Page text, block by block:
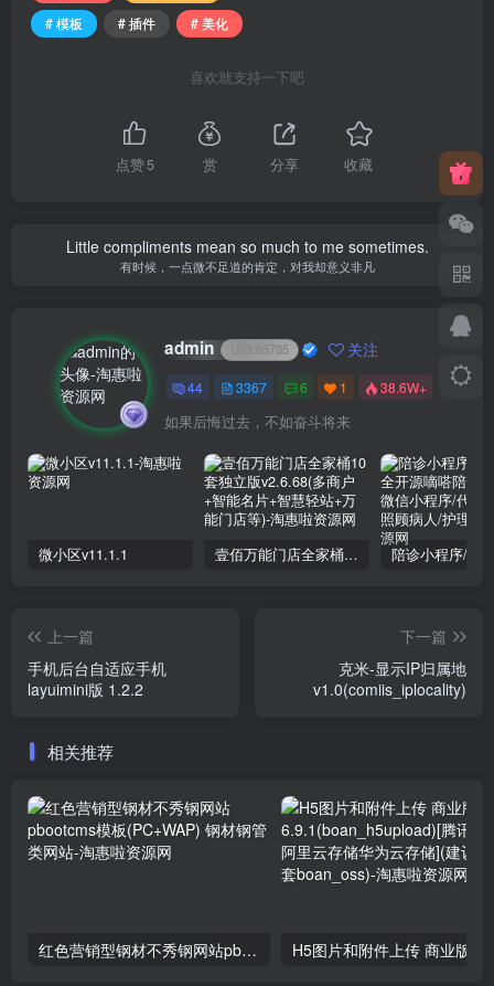
# 模板
# 插件 # 美化
喜欢就支持一下吧
点赞5 赏 分享 收藏
Little compliments mean so much to me sometimes.
有时候，一点微不足道的肯定，对我却意义非凡
admin 65785 关注
44 3367 6 1 38.6W+
如果后悔过去，不如奋斗将来
微小区v11.1.1 壹佰万能门店全家桶10套独立版v2.6.68(​多商户+智能名片+智慧轻站+万能门店等)
上一篇
手机后台自适应手机
layuimini版 1.2.2
下一篇
克米-显示IP归属地
v1.0(comiis_iplocality)
相关推荐
红色营销型钢材不秀钢网站pbootcms模板(PC+WAP) 钢材钢管类网站